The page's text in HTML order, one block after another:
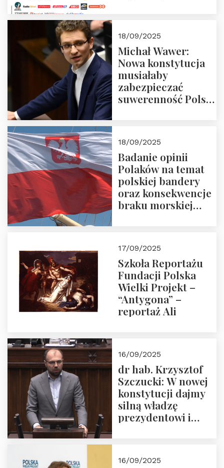
18/09/2025
Michał Wawer:
Nowa konstytucja
musiałaby
zabezpieczać
suwerenność Polski
18/09/2025
Badanie opinii
Polaków na temat
polskiej bandery
oraz konsekwencje
braku morskiej
17/09/2025
Szkoła Reportażu
Fundacji Polska
Wielki Projekt –
“Antygona” –
reportaż Ali
16/09/2025
dr hab. Krzysztof
Szczucki: W nowej
konstytucji dajmy
silną władzę
prezydentowi i
16/09/2025